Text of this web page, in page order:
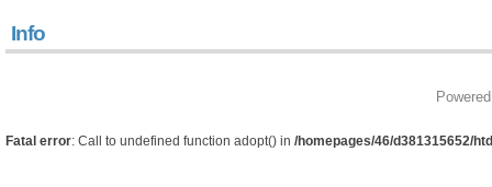
Info
Fatal error: Call to undefined function adopt() in /homepages/46/d381315652/